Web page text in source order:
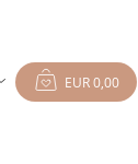
EUR 0,00